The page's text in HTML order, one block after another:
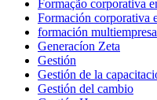
Formação corporativa
Formación corporativa
formación multiempresa
Generacíon Zeta
Gestión
Gestión de la
Gestión del cambio